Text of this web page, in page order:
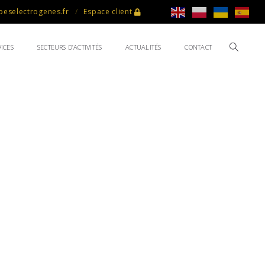
Espace client
SECTEURS D’ACTIVITÉS ACTUALITÉS CONTACT